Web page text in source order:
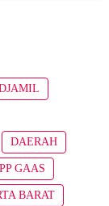
DAERAH
GAAS
BARAT